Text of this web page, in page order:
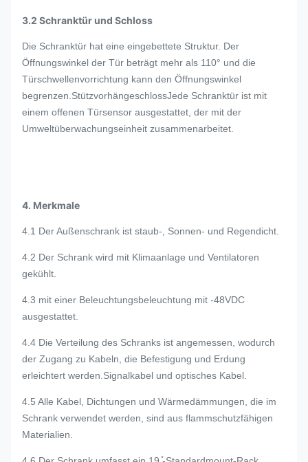
3.2 Schranktür und Schloss
Die Schranktür hat eine eingebettete Struktur. Der
Öffnungswinkel der Tür beträgt mehr als 110° und die
Türschwellenvorrichtung kann den Öffnungswinkel
begrenzen.StützvorhängeschlossJede Schranktür ist mit
einem offenen Türsensor ausgestattet, der mit der
Umweltüberwachungseinheit zusammenarbeitet.
4. Merkmale
4.1 Der Außenschrank ist staub-, Sonnen- und Regendicht.
4.2 Der Schrank wird mit Klimaanlage und Ventilatoren
gekühlt.
4.3 mit einer Beleuchtungsbeleuchtung mit -48VDC
ausgestattet.
4.4 Die Verteilung des Schranks ist angemessen, wodurch
der Zugang zu Kabeln, die Befestigung und Erdung
erleichtert werden.Signalkabel und optisches Kabel.
4.5 Alle Kabel, Dichtungen und Wärmedämmungen, die im
Schrank verwendet werden, sind aus flammschutzfähigen
Materialien.